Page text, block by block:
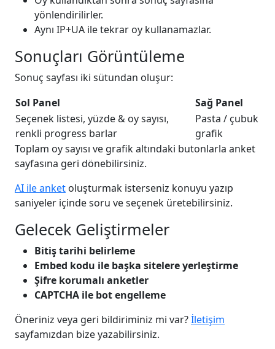
yönlendirilirler.
Aynı IP+UA ile tekrar oy kullanamazlar.
Sonuçları Görüntüleme
Sonuç sayfası iki sütundan oluşur:
Sol Panel
Sağ Panel
Seçenek listesi, yüzde & oy sayısı,
renkli progress barlar
Pasta / çubuk
grafik
Toplam oy sayısı ve grafik altındaki butonlarla anket
sayfasına geri dönebilirsiniz.
AI ile anket oluşturmak isterseniz konuyu yazıp
saniyeler içinde soru ve seçenek üretebilirsiniz.
Gelecek Geliştirmeler
Bitiş tarihi belirleme
Embed kodu ile başka sitelere yerleştirme
Şifre korumalı anketler
CAPTCHA ile bot engelleme
Öneriniz veya geri bildiriminiz mi var?İletişim
sayfamızdan bize yazabilirsiniz.